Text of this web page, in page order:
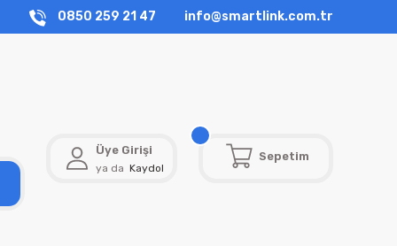
0850 259 21 47 info@smartlink.com.tr
Üye Girişi
ya da Kaydol
Sepetim